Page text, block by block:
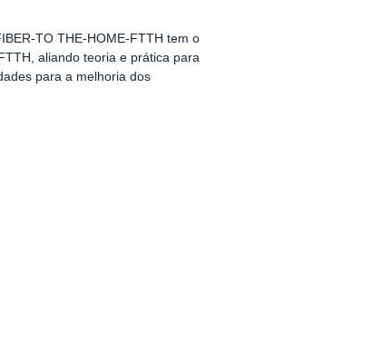
TO THE-HOME-FTTH tem o
aliando teoria e prática para
para a melhoria dos